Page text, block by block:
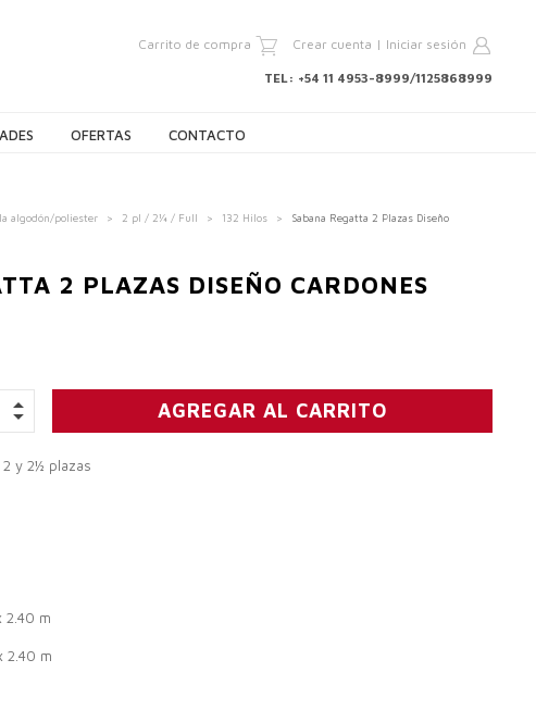
Carrito de compra Crear cuenta | Iniciar sesión
TEL: +54 11 4953-8999/1125868999
OFERTAS CONTACTO
algodón/poliester > 2 pl / 2¼ / Full > 132 Hilos >
Sabana Regatta 2 Plazas Diseño
2 PLAZAS DISEÑO CARDONES
2 y 2½ plazas
2.40 m
2.40 m